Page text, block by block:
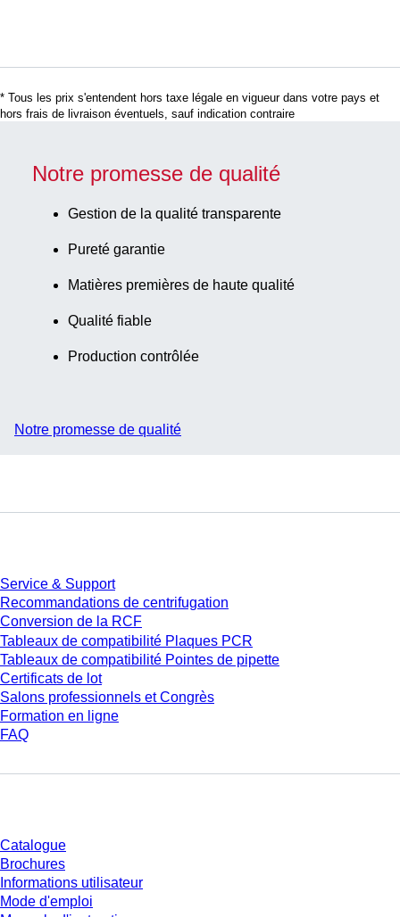
* Tous les prix s'entendent hors taxe légale en vigueur dans votre pays et
hors frais de livraison éventuels, sauf indication contraire
Notre promesse de qualité
Gestion de la qualité transparente
Pureté garantie
Matières premières de haute qualité
Qualité fiable
Production contrôlée
Notre promesse de qualité
Service & Support
Recommandations de centrifugation
Conversion de la RCF
Tableaux de compatibilité Plaques PCR
Tableaux de compatibilité Pointes de pipette
Certificats de lot
Salons professionnels et Congrès
Formation en ligne
FAQ
Catalogue
Brochures
Informations utilisateur
Mode d'emploi